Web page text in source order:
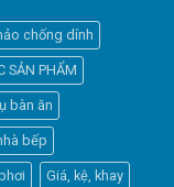
chống dính
SẢN PHẨM
bàn ăn
bếp
Giá, kệ, khay